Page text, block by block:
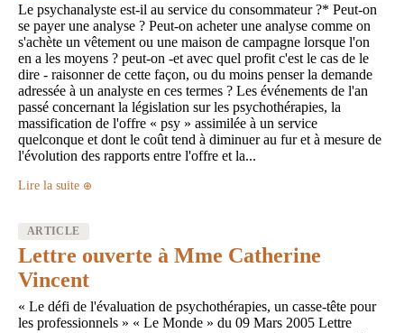
Le psychanalyste est-il au service du consommateur ?* Peut-on
se payer une analyse ? Peut-on acheter une analyse comme on
s'achète un vêtement ou une maison de campagne lorsque l'on
en a les moyens ? peut-on -et avec quel profit c'est le cas de le
dire - raisonner de cette façon, ou du moins penser la demande
adressée à un analyste en ces termes ? Les événements de l'an
passé concernant la législation sur les psychothérapies, la
massification de l'offre « psy » assimilée à un service
quelconque et dont le coût tend à diminuer au fur et à mesure de
l'évolution des rapports entre l'offre et la...
Lire la suite
ARTICLE
Lettre ouverte à Mme Catherine
Vincent
« Le défi de l'évaluation de psychothérapies, un casse-tête pour
les professionnels » « Le Monde » du 09 Mars 2005 Lettre